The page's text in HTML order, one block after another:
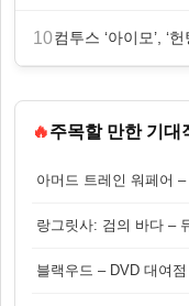
10
🔥주목할 만한 기대